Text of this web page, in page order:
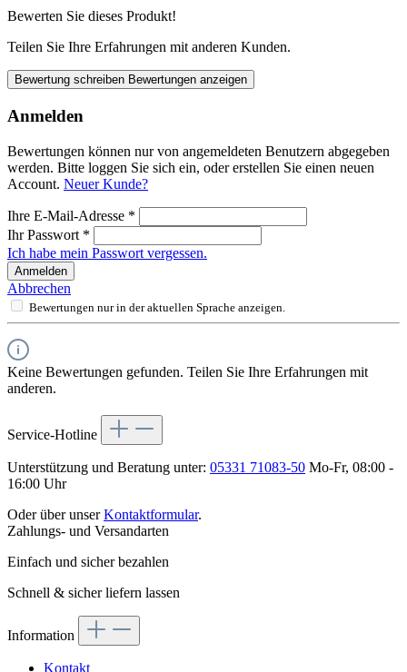
Bewerten Sie dieses Produkt!
Teilen Sie Ihre Erfahrungen mit anderen Kunden.
Bewertung schreiben Bewertungen anzeigen
Anmelden
Bewertungen können nur von angemeldeten Benutzern abgegeben
werden. Bitte loggen Sie sich ein, oder erstellen Sie einen neuen
Account. Neuer Kunde?
Ihre E-Mail-Adresse *
Ihr Passwort *
Ich habe mein Passwort vergessen.
Anmelden
Abbrechen
Bewertungen nur in der aktuellen Sprache anzeigen.
Keine Bewertungen gefunden. Teilen Sie Ihre Erfahrungen mit
anderen.
Service-Hotline
Unterstützung und Beratung unter: 05331 71083-50 Mo-Fr, 08:00 -
16:00 Uhr
Oder über unserKontaktformular.
Zahlungs- und Versandarten
Einfach und sicher bezahlen
Schnell & sicher liefern lassen
Information
Kontakt